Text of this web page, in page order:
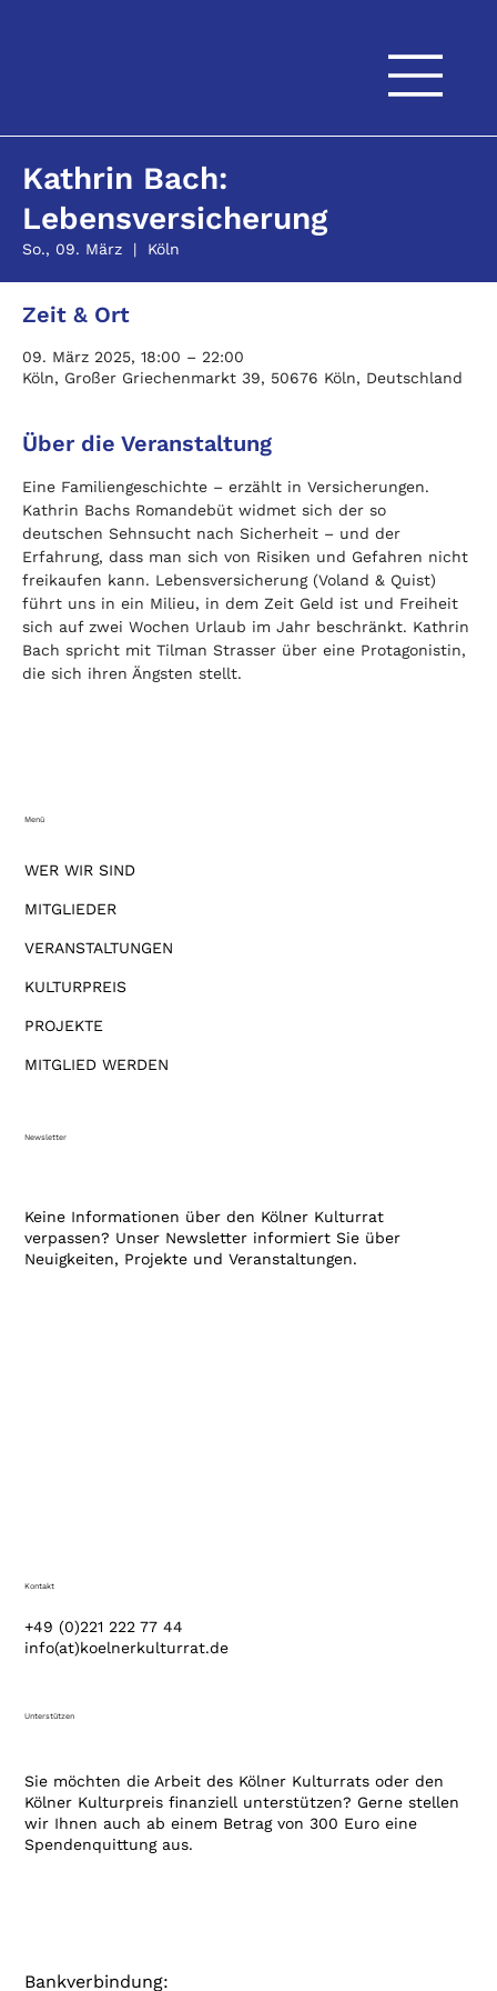
Kathrin Bach:
Lebensversicherung
So., 09. März
  |
Köln
Zeit & Ort
09. März 2025, 18:00 – 22:00
Köln, Großer Griechenmarkt 39, 50676 Köln, Deutschland
Über die Veranstaltung
Eine Familiengeschichte – erzählt in Versicherungen.
Kathrin Bachs Romandebüt widmet sich der so
deutschen Sehnsucht nach Sicherheit – und der
Erfahrung, dass man sich von Risiken und Gefahren nicht
freikaufen kann. Lebensversicherung (Voland & Quist)
führt uns in ein Milieu, in dem Zeit Geld ist und Freiheit
sich auf zwei Wochen Urlaub im Jahr beschränkt. Kathrin
Bach spricht mit Tilman Strasser über eine Protagonistin,
die sich ihren Ängsten stellt.
WER WIR SIND
MITGLIEDER
VERANSTALTUNGEN
KULTURPREIS
PROJEKTE
MITGLIED WERDEN
Menü
Newsletter
Keine Informationen über den Kölner Kulturrat
verpassen? Unser Newsletter informiert Sie über
Neuigkeiten, Projekte und Veranstaltungen.
+49 (0)221 222 77 44
info(at)koelnerkulturrat.de
Kontakt
Bankverbindung:
Unterstützen
Sie möchten die Arbeit des Kölner Kulturrats oder den
Kölner Kulturpreis finanziell unterstützen? Gerne stellen
wir Ihnen auch ab einem Betrag von 300 Euro eine
Spendenquittung aus.